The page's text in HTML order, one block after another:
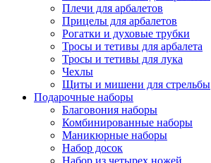
Плечи для арбалетов
Прицелы для арбалетов
Рогатки и духовые трубки
Тросы и тетивы для арбалета
Тросы и тетивы для лука
Чехлы
Щиты и мишени для стрельбы
Подарочные наборы
Благовония наборы
Комбинированные наборы
Маникюрные наборы
Набор досок
Набор из четырех ножей